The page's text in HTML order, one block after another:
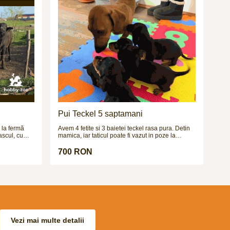
de
de
contract. -
precum
Se
Alte
contact
Baterie nucleara pe 4 picioare. Jagdterrier –
paza, instinct, adrenalina. 3 pui disponibili.
fermă
cu
fără
Mai
Pui Teckel 5 saptamani
Avem 4 fetite si 3 baietei teckel rasa pura. Detin
mamica, iar taticul poate fi vazut in poze la
urmeaza sa fie vaccinati in cateva zile.
700 RON
Vezi mai multe detalii